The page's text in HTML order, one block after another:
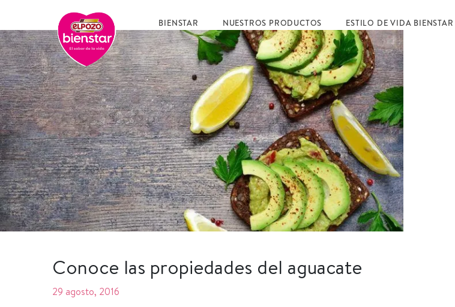
BIENSTAR NUESTROS PRODUCTOS ESTILO DE VIDA BIENSTAR
Conoce las propiedades del aguacate
29 agosto, 2016